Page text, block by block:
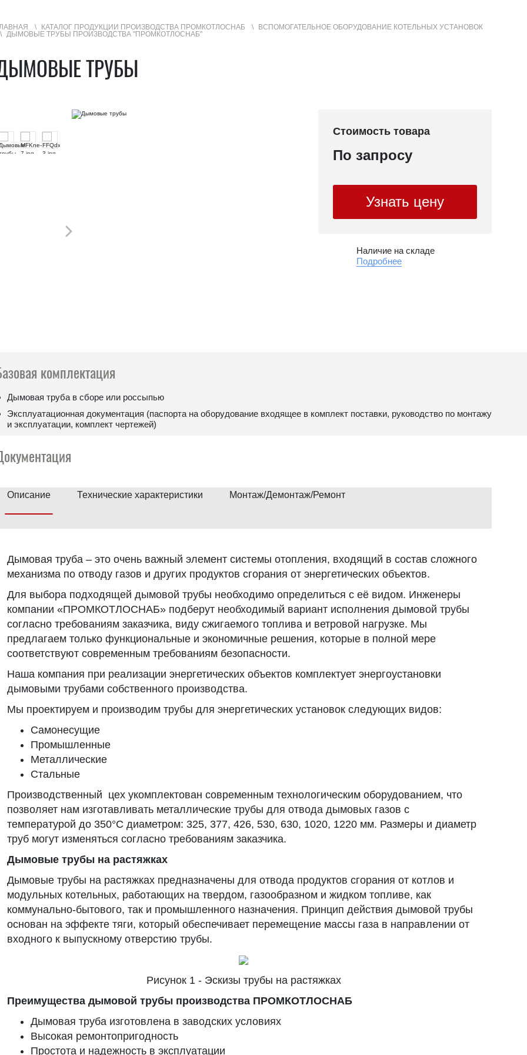
КАТАЛОГ ПРОДУКЦИИ ПРОИЗВОДСТВА ПРОМКОТЛОСНАБ
ВСПОМОГАТЕЛЬНОЕ ОБОРУДОВАНИЕ КОТЕЛЬНЫХ УСТАНОВОК
ДЫМОВЫЕ ТРУБЫ ПРОИЗВОДСТВА "ПРОМКОТЛОСНАБ"
ТРУБЫ
Стоимость товара
По запросу
Узнать цену
Наличие на складе
Подробнее
комплектация
Дымовая труба в сборе или россыпью
Эксплуатационная документация (паспорта на оборудование входящее в комплект поставки, руководство по монтажу
и эксплуатации, комплект чертежей)
Описание Технические характеристики Монтаж/Демонтаж/Ремонт
Дымовая труба – это очень важный элемент системы отопления, входящий в состав сложного
механизма по отводу газов и других продуктов сгорания от энергетических объектов.
Для выбора подходящей дымовой трубы необходимо определиться с её видом. Инженеры
компании «ПРОМКОТЛОСНАБ» подберут необходимый вариант исполнения дымовой трубы
согласно требованиям заказчика, виду сжигаемого топлива и ветровой нагрузке. Мы
предлагаем только функциональные и экономичные решения, которые в полной мере
соответствуют современным требованиям безопасности.
Наша компания при реализации энергетических объектов комплектует энергоустановки
дымовыми трубами собственного производства.
Мы проектируем и производим трубы для энергетических установок следующих видов:
Самонесущие
Промышленные
Металлические
Стальные
Производственный цех укомплектован современным технологическим оборудованием, что
позволяет нам изготавливать металлические трубы для отвода дымовых газов с
температурой до 350°С диаметром: 325, 377, 426, 530, 630, 1020, 1220 мм. Размеры и диаметр
труб могут изменяться согласно требованиям заказчика.
Дымовые трубы на растяжках
Дымовые трубы на растяжках предназначены для отвода продуктов сгорания от котлов и
модульных котельных, работающих на твердом, газообразном и жидком топливе, как
коммунально-бытового, так и промышленного назначения. Принцип действия дымовой трубы
основан на эффекте тяги, который обеспечивает перемещение массы газа в направлении от
входного к выпускному отверстию трубы.
Рисунок 1 - Эскизы трубы на растяжках
Преимущества дымовой трубы производства ПРОМКОТЛОСНАБ
Дымовая труба изготовлена в заводских условиях
Высокая ремонтопригодность
Простота и надежность в эксплуатации